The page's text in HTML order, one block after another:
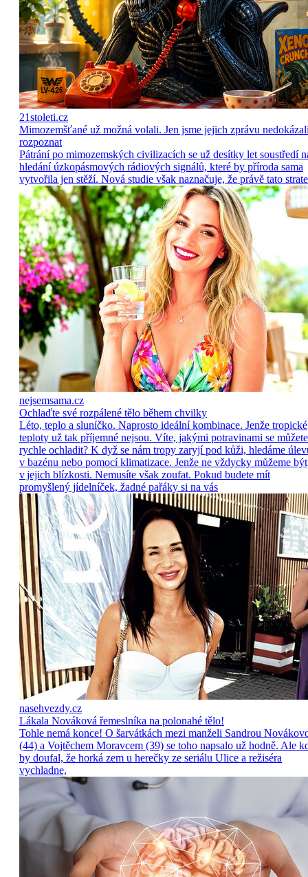
21stoleti.cz
Mimozemšťané už možná volali. Jen jsme jejich zprávu
rozpoznat
Pátrání po mimozemských civilizacích se už desítky let soustředí
hledání úzkopásmových rádiových signálů, které by příroda sama
vytvořila jen stěží. Nová studie však naznačuje, že právě tato strate
nejsemsama.cz
Ochlaďte své rozpálené tělo během chvilky
Léto, teplo a sluníčko. Naprosto ideální kombinace. Jenže tropické
teploty už tak příjemné nejsou. Víte, jakými potravinami se můžete
rychle ochladit? K dyž se nám tropy zaryjí pod kůži, hledáme
v bazénu nebo pomocí klimatizace. Jenže ne vždycky můžeme být
v jejich blízkosti. Nemusíte však zoufat. Pokud budete mít
promyšlený jídelníček, žadné pařáky si na vás
nasehvezdy.cz
Lákala Nováková řemeslníka na polonahé tělo!
Tohle nemá konce! O šarvátkách mezi manželi Sandrou
(44) a Vojtěchem Moravcem (39) se toho napsalo už hodně. Ale
by doufal, že horká zem u herečky ze seriálu Ulice a režiséra
vychladne,